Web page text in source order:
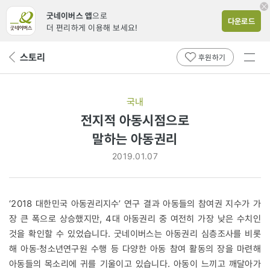
굿네이버스 앱으로
더 편리하게 이용해 보세요!
다운로드
뒤 스토리 후원하기
전체
국내
전지적 아동시점으로
말하는 아동권리
2019.01.07
‘2018 대한민국 아동권리지수’ 연구 결과 아동들의 참여권 지수가 가
장 큰 폭으로 상승했지만, 4대 아동권리 중 여전히 가장 낮은 수치인
것을 확인할 수 있었습니다. 굿네이버스는 아동권리 심층조사를 비롯
해 아동·청소년연구원 수행 등 다양한 아동 참여 활동의 장을 마련해
아동들의 목소리에 귀를 기울이고 있습니다. 아동이 느끼고 깨달아가